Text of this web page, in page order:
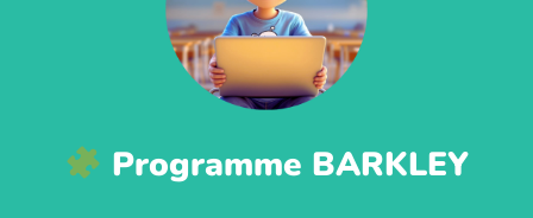
Programme BARKLEY